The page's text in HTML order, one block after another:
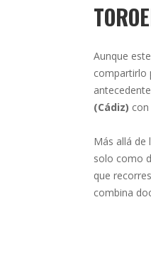
Aunque
compartirlo
(Cádiz)
Más allá
solo como
que
combina